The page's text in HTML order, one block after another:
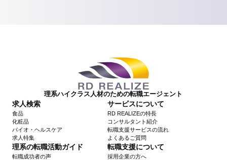
理系ハイクラス人材のための転職エージェント
求人検索
食品
化粧品
バイオ・ヘルスケア
求人特集
サービスについて
RD REALIZEの特長
コンサルタント紹介
転職支援サービスの流れ
よくあるご質問
理系の転職活動ガイド
転職成功者の声
転職支援について
採用企業の方へ